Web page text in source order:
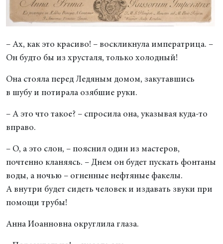
– Ах, как это красиво! – воскликнула императрица. –
Он будто бы из хрусталя, только холодный!
Она стояла перед Ледяным домом, закутавшись
в шубу и потирала озябшие руки.
– А это что такое? – спросила она, указывая куда-то
вправо.
– О, а это слон, – пояснил один из мастеров,
почтенно кланяясь. – Днем он будет пускать фонтаны
воды, а ночью – огненные нефтяные факелы.
А внутри будет сидеть человек и издавать звуки при
помощи трубы!
Анна Иоанновна округлила глаза.